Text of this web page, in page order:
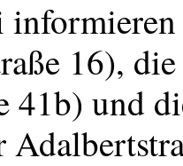
16),
41b) und